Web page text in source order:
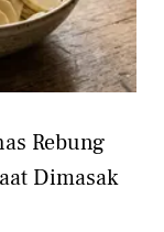
Rebung
Dimasak